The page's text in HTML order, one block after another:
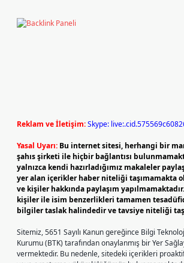
Reklam ve İletişim:Skype:
Yasal Uyarı: Bu internet sitesi, herhangi bir
şahıs şirketi ile hiçbir bağlantısı
yalnızca kendi hazırladığımız makaleler
yer alan içerikler haber niteliği taşımamakta
ve kişiler hakkında paylaşım
kişiler ile isim benzerlikleri tamamen
bilgiler taslak halindedir ve tavsiye niteliği
Sitemiz, 5651 Sayılı Kanun gereğince Bilgi
Kurumu (BTK) tarafından onaylanmış bir Yer
vermektedir. Bu nedenle, sitedeki içerikleri